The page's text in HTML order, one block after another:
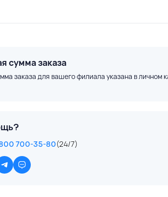
сумма заказа
заказа для вашего филиала указана в личном
700-35-80(24/7)